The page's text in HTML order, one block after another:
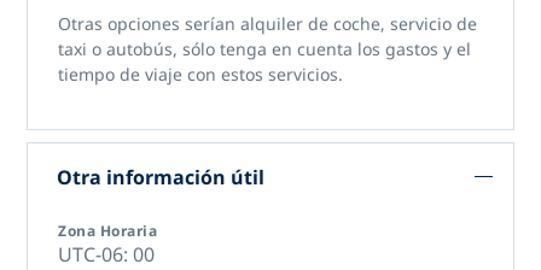
Otras opciones serían alquiler de coche, servicio de
taxi o autobús, sólo tenga en cuenta los gastos y el
tiempo de viaje con estos servicios.
Otra información útil
Zona Horaria
UTC-06: 00